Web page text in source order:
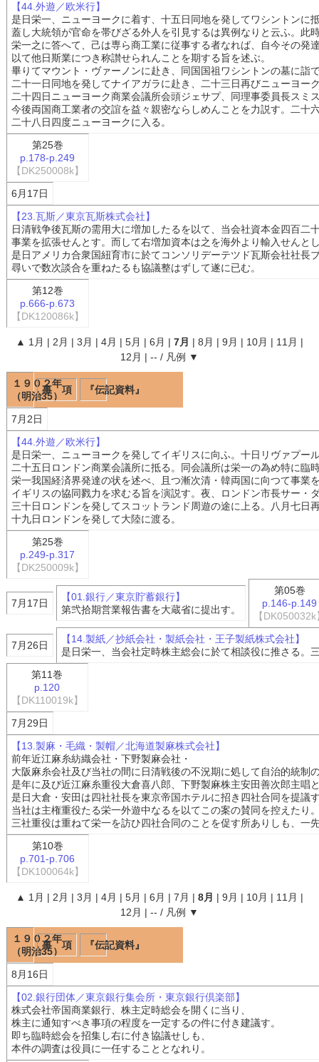
【44.外遊／欧米行】
是日栄一、ニューヨークに着す、十五日同地を発してワシントンに
蓋し大統領が官命を帯びざる外人を引見するは異例なりと云ふ。此
栄一之に答へて、己は専ら商工業に従事する者なれば、自今その発
以て他日斯業につき称讃せられんことを期する旨を述ぶ。
畢りてマウント・ヴァーノンに赴き、同国国祖ワシントンの墓に詣
二十一日同地を発してナイアガラに赴き、二十三日再びニューヨー
二十四日ニューヨーク商業会議所会頭ジェサプ、同理事委員長スミ
今後両国商工業者の交誼を益々親密ならしめんことを力説す。二十
二十八日四度ニューヨークに入る。
第25巻
p.178-p.249
【DK250008k】
6月17日
【23.瓦斯／東京瓦斯株式会社】
日清戦争後瓦斯の需用大に増加したるを以て、当会社資本金四百二
事業を拡張せんとす。而して右増加資本は之を海外より輸入せんと
是日アメリカ合衆国紐育市に於てコンソリデーテツド瓦斯会社社長
尋いで数次談合を重ねたるも協議整はずして遂に已む。
第12巻
p.666-p.673
【DK120086k】
▲ 1月 | 2月 | 3月 | 4月 | 5月 | 6月 | 7月 | 8月 | 9月 | 10月 | 11月 |
12月 | -- / 凡例 ▼
１９０２年
（明治35）
事 項 『伝記資料』
7月2日
【44.外遊／欧米行】
是日栄一、ニューヨークを発してイギリスに向ふ。十日リヴァプー
二十五日ロンドン商業会議所に抵る。同会議所は栄一の為め特に臨
栄一我国経済界発達の状を述べ、且つ漸次清・韓両国に向つて事業
イギリスの協同戮力を求むる旨を演説す。夜、ロンドン市長サー・
三十日ロンドンを発してスコットランド周遊の途に上る。八月七日
十九日ロンドンを発して大陸に渡る。
第25巻
p.249-p.317
【DK250009k】
7月17日
【01.銀行／東京貯蓄銀行】
第弐拾期営業報告書を大蔵省に提出す。
第05巻
p.146-p.149
【DK050032k
7月26日
【14.製紙／抄紙会社・製紙会社・王子製紙株式会社】
是日栄一、当会社定時株主総会に於て相談役に推さる。
第11巻
p.120
【DK110019k】
7月29日
【13.製麻・毛織・製帽／北海道製麻株式会社】
前年近江麻糸紡織会社・下野製麻会社・
大阪麻糸会社及び当社の間に日清戦後の不況期に処して自治的統制
是年に及び近江麻糸重役大倉喜八郎、下野製麻株主安田善次郎主唱
是日大倉・安田は四社社長を東京帝国ホテルに招き四社合同を提議
当社は主権重役たる栄一外遊中なるを以てこの案の賛同を控えたり
三社重役は重ねて栄一を訪ひ四社合同のことを促す所ありしも、一
第10巻
p.701-p.706
【DK100064k】
▲ 1月 | 2月 | 3月 | 4月 | 5月 | 6月 | 7月 | 8月 | 9月 | 10月 | 11月 |
12月 | -- / 凡例 ▼
１９０２年
（明治35）
事 項 『伝記資料』
8月16日
【02.銀行団体／東京銀行集会所・東京銀行倶楽部】
株式会社帝国商業銀行、株主定時総会を開くに当り、
株主に通知すべき事項の程度を一定するの件に付き建議す。
即ち臨時総会を招集し右に付き協議せしも、
本件の調査は役員に一任することとなれり。